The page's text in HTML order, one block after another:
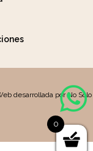
desarrollada por No Solo
0